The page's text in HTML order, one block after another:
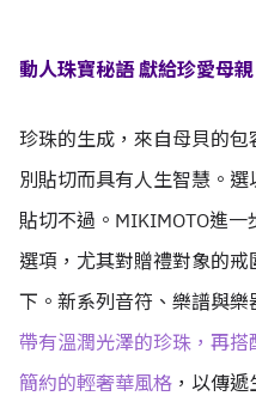
動人珠寶秘語 獻給珍愛母親
珍珠的生成，來自母貝的
別貼切而具有人生智慧。
貼切不過。MIKIMOTO進
選項，尤其對贈禮對象的
下。新系列音符、樂譜與樂
帶有溫潤光澤的珍珠，再
簡約的輕奢華風格 ，以傳